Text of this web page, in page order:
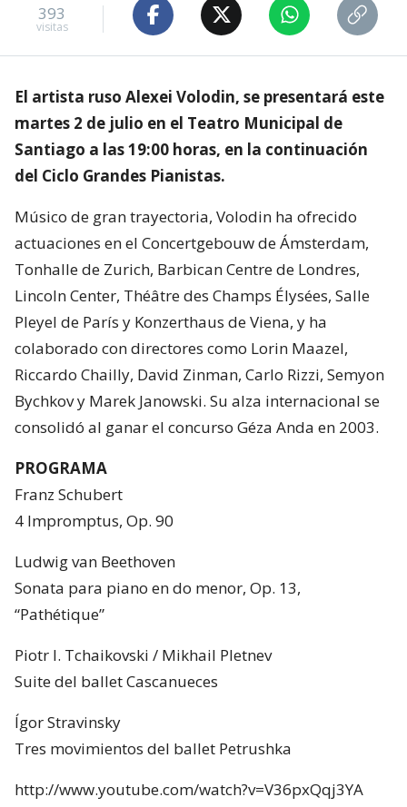
393
visitas
El artista ruso Alexei Volodin, se presentará este
martes 2 de julio en el Teatro Municipal de
Santiago a las 19:00 horas, en la continuación
del Ciclo Grandes Pianistas.
Músico de gran trayectoria, Volodin ha ofrecido
actuaciones en el Concertgebouw de Ámsterdam,
Tonhalle de Zurich, Barbican Centre de Londres,
Lincoln Center, Théâtre des Champs Élysées, Salle
Pleyel de París y Konzerthaus de Viena, y ha
colaborado con directores como Lorin Maazel,
Riccardo Chailly, David Zinman, Carlo Rizzi, Semyon
Bychkov y Marek Janowski. Su alza internacional se
consolidó al ganar el concurso Géza Anda en 2003.
PROGRAMA
Franz Schubert
4 Impromptus, Op. 90
Ludwig van Beethoven
Sonata para piano en do menor, Op. 13,
“Pathétique”
Piotr I. Tchaikovski / Mikhail Pletnev
Suite del ballet Cascanueces
Ígor Stravinsky
Tres movimientos del ballet Petrushka
http://www.youtube.com/watch?v=V36pxQqj3YA